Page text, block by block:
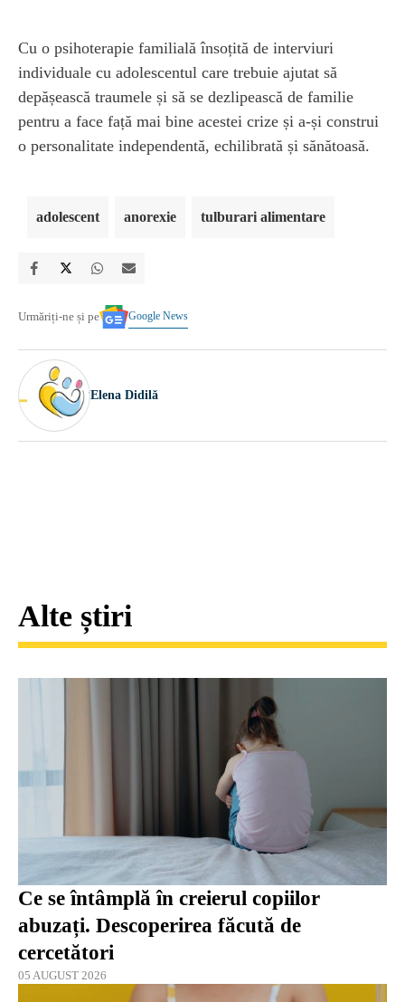
Cu o psihoterapie familială însoțită de interviuri
individuale cu adolescentul care trebuie ajutat să
depășească traumele și să se dezlipească de familie
pentru a face față mai bine acestei crize și a-și construi
o personalitate independentă, echilibrată și sănătoasă.
adolescent anorexie tulburari alimentare
Urmăriți-ne și pe Google News
Elena Didilă
Alte știri
Ce se întâmplă în creierul copiilor
abuzați. Descoperirea făcută de
cercetători
05 AUGUST 2026